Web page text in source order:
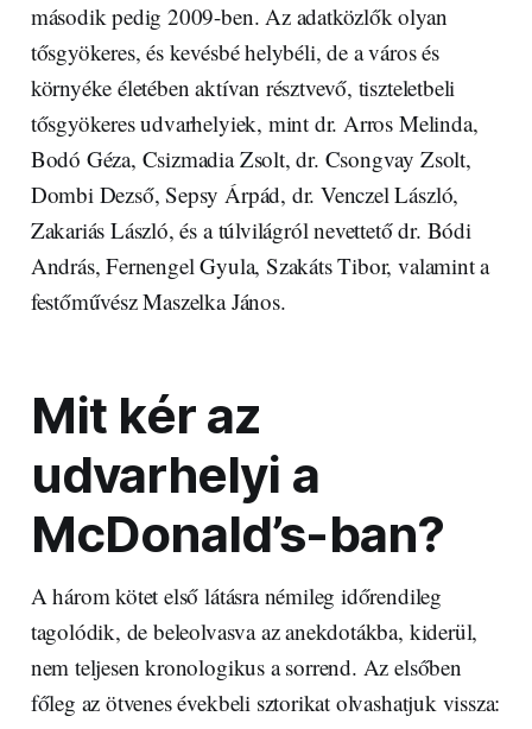
második pedig 2009-ben. Az adatközlők olyan
tősgyökeres, és kevésbé helybéli, de a város és
környéke életében aktívan résztvevő, tiszteletbeli
tősgyökeres udvarhelyiek, mint dr. Arros Melinda,
Bodó Géza, Csizmadia Zsolt, dr. Csongvay Zsolt,
Dombi Dezső, Sepsy Árpád, dr. Venczel László,
Zakariás László, és a túlvilágról nevettető dr. Bódi
András, Fernengel Gyula, Szakáts Tibor, valamint a
festőművész Maszelka János.
Mit kér az
udvarhelyi a
McDonald’s-ban?
A három kötet első látásra némileg időrendileg
tagolódik, de beleolvasva az anekdotákba, kiderül,
nem teljesen kronologikus a sorrend. Az elsőben
főleg az ötvenes évekbeli sztorikat olvashatjuk vissza: